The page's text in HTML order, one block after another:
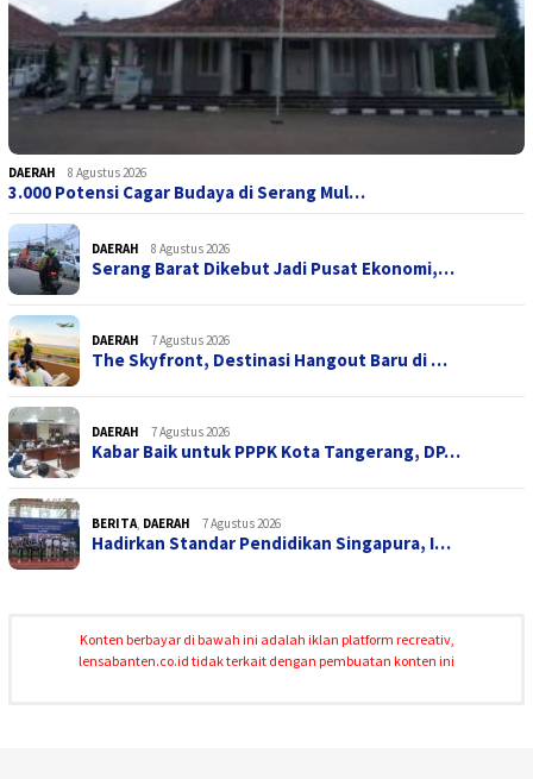
DAERAH 8 Agustus 2026
3.000 Potensi Cagar Budaya di Serang Mul…
DAERAH 8 Agustus 2026
Serang Barat Dikebut Jadi Pusat Ekonomi,…
DAERAH 7 Agustus 2026
The Skyfront, Destinasi Hangout Baru di …
DAERAH 7 Agustus 2026
Kabar Baik untuk PPPK Kota Tangerang, DP…
BERITA, DAERAH 7 Agustus 2026
Hadirkan Standar Pendidikan Singapura, I…
Konten berbayar di bawah ini adalah iklan platform recreativ,
lensabanten.co.id tidak terkait dengan pembuatan konten ini